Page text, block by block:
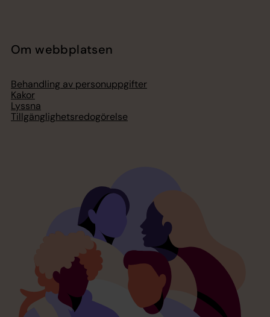
Om webbplatsen
Behandling av personuppgifter
Kakor
Lyssna
Tillgänglighetsredogörelse